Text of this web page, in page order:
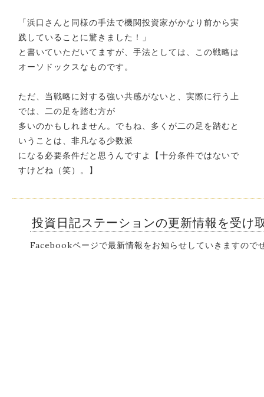
「浜口さんと同様の手法で機関投資家がかなり前から実
践していることに驚きました！」
と書いていただいてますが、手法としては、この戦略は
オーソドックスなものです。
ただ、当戦略に対する強い共感がないと、実際に行う上
では、二の足を踏む方が
多いのかもしれません。でもね、多くが二の足を踏むと
いうことは、非凡なる少数派
になる必要条件だと思うんですよ【十分条件ではないで
すけどね（笑）。】
投資日記ステーションの更新情報を受け
Facebookページで最新情報をお知らせしていきますので